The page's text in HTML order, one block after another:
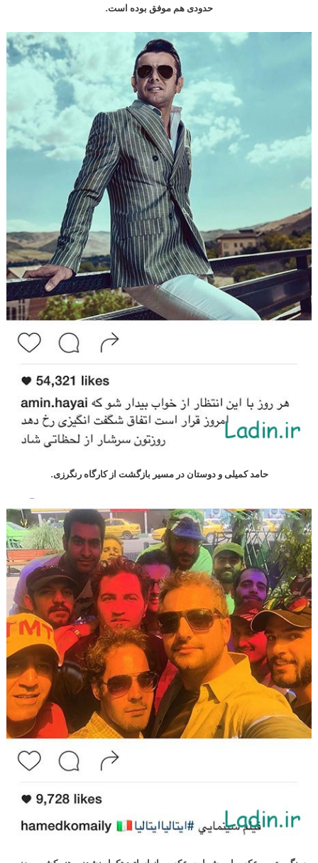
حدودی هم موفق بوده است.
حامد کمیلی و دوستان در مسیر بازگشت از کارگاه رنگرزی.